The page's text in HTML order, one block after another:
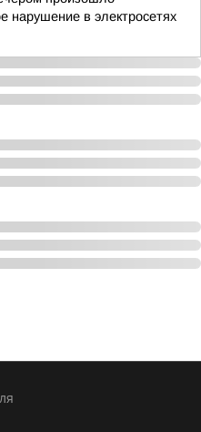
нарушение в электросетях